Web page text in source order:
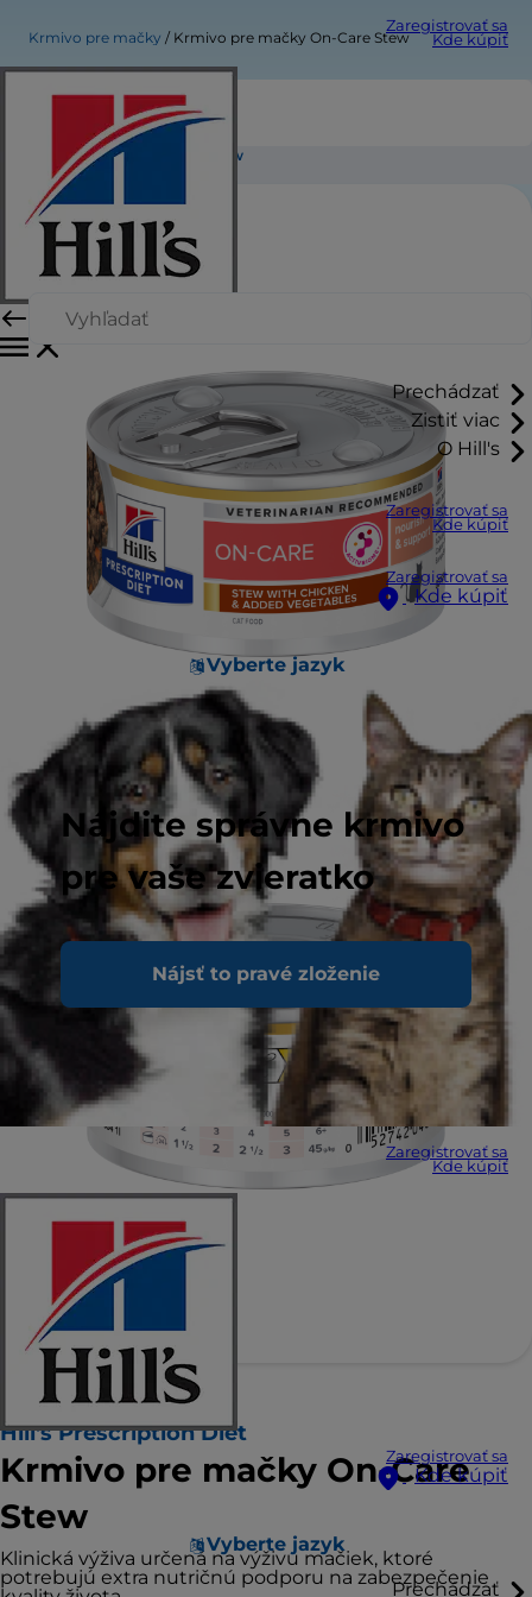
Zaregistrovať sa
Kde kúpiť
Prechádzať
Zistiť viac
O Hill's
Zaregistrovať sa
Kde kúpiť
Zaregistrovať sa
Kde kúpiť
Vyberte jazyk
Nájdite správne krmivo
pre vaše zvieratko
Nájsť to pravé zloženie
Zaregistrovať sa
Kde kúpiť
Zaregistrovať sa
Kde kúpiť
Vyberte jazyk
Prechádzať
Krmivo pre mačky Krmivo pre mačky On-Care Stew
Krmivo pre mačky On-Care Stew
Hill's Prescription Diet
Krmivo pre mačky On-Care
Stew
Klinická výživa určená na výživu mačiek, ktoré
potrebujú extra nutričnú podporu na zabezpečenie